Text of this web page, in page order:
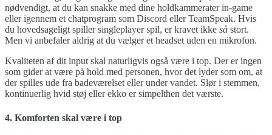
nødvendigt, at du kan snakke med dine holdkammerater in-game
eller igennem et chatprogram som Discord eller TeamSpeak. Hvis
du hovedsageligt spiller singleplayer spil, er kravet ikke så stort.
Men vi anbefaler aldrig at du vælger et headset uden en mikrofon.
Kvaliteten af dit input skal naturligvis også være i top. Der er ingen
som gider at være på hold med personen, hvor det lyder som om, at
der spilles ude fra badeværelset eller under vandet. Slør i stemmen,
kontinuerlig hvid støj eller ekko er simpelthen det værste.
4. Komforten skal være i top